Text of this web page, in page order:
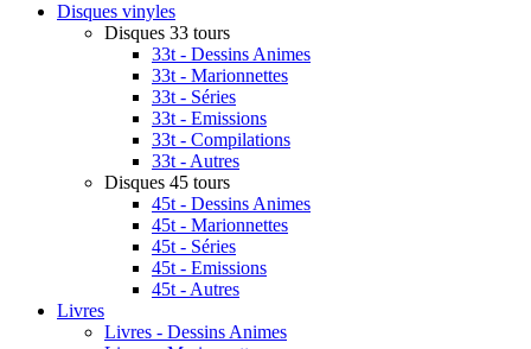
Disques vinyles
Disques 33 tours
33t - Dessins Animes
33t - Marionnettes
33t - Séries
33t - Emissions
33t - Compilations
33t - Autres
Disques 45 tours
45t - Dessins Animes
45t - Marionnettes
45t - Séries
45t - Emissions
45t - Autres
Livres
Livres - Dessins Animes